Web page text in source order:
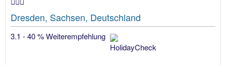
Dresden, Sachsen, Deutschland
3.1 - 40 % Weiterempfehlung